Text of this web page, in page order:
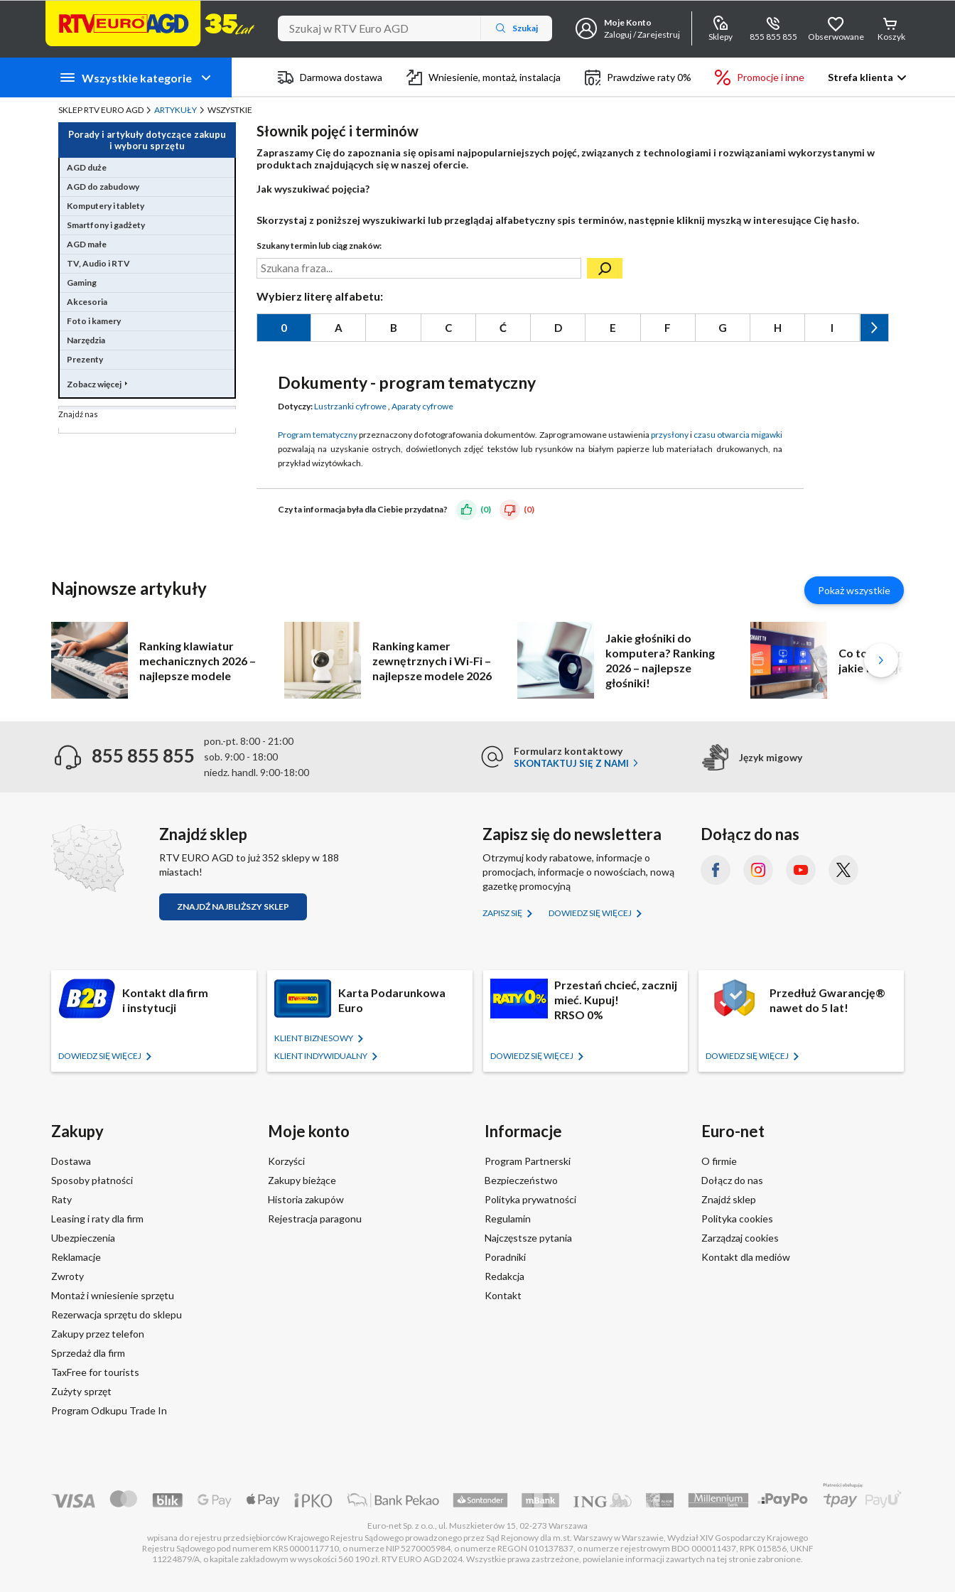
Szukaj
Moje Konto
Zaloguj / Zarejestruj
Sklepy 855 855 855 Obserwowane Koszyk
Wszystkie kategorie Darmowa dostawa Wniesienie, montaż, instalacja Prawdziwe raty 0% Promocje i inne Strefa klienta
SKLEP RTV EURO AGD ARTYKUŁY WSZYSTKIE
Porady i artykuły dotyczące zakupu
i wyboru sprzętu
AGD duże
AGD do zabudowy
Komputery i tablety
Smartfony i gadżety
AGD małe
TV, Audio i RTV
Gaming
Akcesoria
Foto i kamery
Narzędzia
Prezenty
Zobacz więcej
Znajdź nas
Słownik pojęć i terminów
Zapraszamy Cię do zapoznania się opisami najpopularniejszych pojęć, związanych z technologiami i rozwiązaniami wykorzystanymi w
produktach znajdujących się w naszej ofercie.
Jak wyszukiwać pojęcia?
Skorzystaj z poniższej wyszukiwarki lub przeglądaj alfabetyczny spis terminów, następnie kliknij myszką w interesujące Cię hasło.
Szukany termin lub ciąg znaków:
Wybierz literę alfabetu:
0 A B C Ć D E F G H I
Dokumenty - program tematyczny
Dotyczy:Lustrzanki cyfrowe, Aparaty cyfrowe
Program tematycznyprzeznaczony do fotografowania dokumentów. Zaprogramowane ustawienia przysłonyi czasu otwarcia migawki
pozwalają na uzyskanie ostrych, doświetlonych zdjęć tekstów lub rysunków na białym papierze lub materiałach drukowanych, na
przykład wizytówkach.
Czy ta informacja była dla Ciebie przydatna? (0) (0)
Najnowsze artykuły Pokaż wszystkie
Ranking klawiatur
mechanicznych 2026 –
najlepsze modele
Ranking kamer
zewnętrznych i Wi-Fi –
najlepsze modele 2026
Jakie głośniki do
komputera? Ranking
2026 – najlepsze
głośniki!
Co to jest smart TV i
jakie funkcje oferuje?
855 855 855
pon.-pt. 8:00 - 21:00
sob. 9:00 - 18:00
niedz. handl. 9:00-18:00
Formularz kontaktowy
SKONTAKTUJ SIĘ Z NAMI
Język migowy
Znajdź sklep
RTV EURO AGD to już 352 sklepy w 188
miastach!
ZNAJDŹ NAJBLIŻSZY SKLEP
Zapisz się do newslettera
Otrzymuj kody rabatowe, informacje o
promocjach, informacje o nowościach, nową
gazetkę promocyjną
ZAPISZ SIĘ DOWIEDZ SIĘ WIĘCEJ
Dołącz do nas
Kontakt dla firm
i instytucji
DOWIEDZ SIĘ WIĘCEJ
Karta Podarunkowa
Euro
KLIENT BIZNESOWY
KLIENT INDYWIDUALNY
Przestań chcieć, zacznij
mieć. Kupuj!
RRSO 0%
DOWIEDZ SIĘ WIĘCEJ
Przedłuż Gwarancję®
nawet do 5 lat!
DOWIEDZ SIĘ WIĘCEJ
Zakupy
Dostawa
Sposoby płatności
Raty
Leasing i raty dla firm
Ubezpieczenia
Reklamacje
Zwroty
Montaż i wniesienie sprzętu
Rezerwacja sprzętu do sklepu
Zakupy przez telefon
Sprzedaż dla firm
TaxFree for tourists
Zużyty sprzęt
Program Odkupu Trade In
Moje konto
Korzyści
Zakupy bieżące
Historia zakupów
Rejestracja paragonu
Informacje
Program Partnerski
Bezpieczeństwo
Polityka prywatności
Regulamin
Najczęstsze pytania
Poradniki
Redakcja
Kontakt
Euro-net
O firmie
Dołącz do nas
Znajdź sklep
Polityka cookies
Zarządzaj cookies
Kontakt dla mediów
Euro-net Sp. z o.o., ul. Muszkieterów 15, 02-273 Warszawa
wpisana do rejestru przedsiębiorców Krajowego Rejestru Sądowego prowadzonego przez Sąd Rejonowy dla m.st. Warszawy w Warszawie, Wydział XIV Gospodarczy Krajowego
Rejestru Sądowego pod numerem KRS 0000117710, o numerze NIP 5270005984, o numerze REGON 010137837, o numerze rejestrowym BDO 000011437, RPK 015856, UKNF
11224879/A, o kapitale zakładowym w wysokości 560 190 zł. RTV EURO AGD 2024. Wszystkie prawa zastrzeżone, powielanie informacji zawartych na tej stronie zabronione.